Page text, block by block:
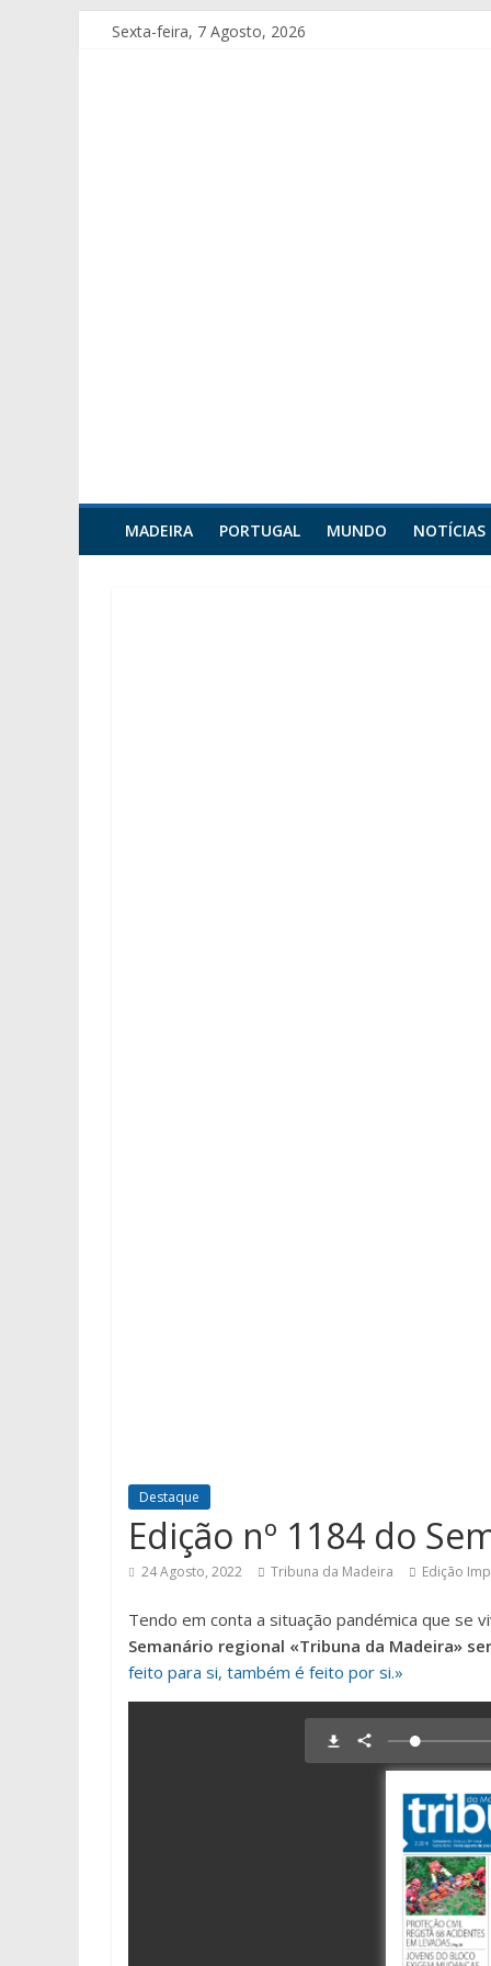
Sexta-feira, 7 Agosto, 2026
MADEIRA PORTUGAL MUNDO NOTÍCIAS
Destaque
Edição nº 1184 do
24 Agosto, 2022 Tribuna da Madeira Edição
Tendo em conta a situação pandémica que se
Semanário regional «Tribuna da Madeira»
feito para si, também é feito por si.»